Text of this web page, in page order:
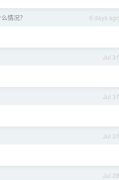
6 days ago
情况？
Jul 31
Jul 31
Jul 31
Jul 28